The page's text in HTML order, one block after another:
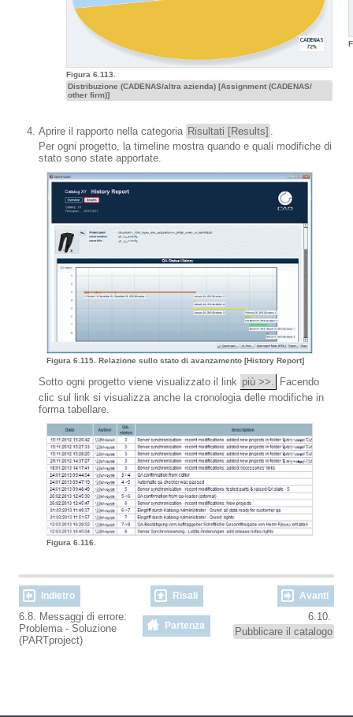
Figura 6.113.
Distribuzione (CADENAS/altra azienda) [Assignment (CADENAS/
other firm)]
Aprire il rapporto nella categoria Risultati [Results] .
Per ogni progetto, la timeline mostra quando e quali modifiche di
stato sono state apportate.
Figura 6.115. Relazione sullo stato di avanzamento [History Report]
Sotto ogni progetto viene visualizzato il link più >>.
Facendo
clic sul link si visualizza anche la cronologia delle modifiche in
forma tabellare.
Figura 6.116.
Indietro Risali Avanti
6.8. Messaggi di errore:
Problema - Soluzione
(PARTproject)
Partenza
6.10.
Pubblicare il catalogo